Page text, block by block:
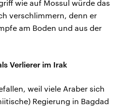
wie auf Mossul würde das
verschlimmern, denn er
am Boden und aus der
Verlierer im Irak
weil viele Araber sich
Regierung in Bagdad